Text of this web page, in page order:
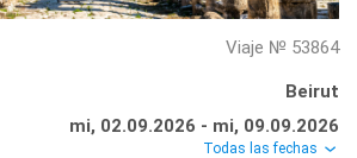
Viaje № 53864
Beirut
mi, 02.09.2026 - mi, 09.09.2026
Todas las fechas